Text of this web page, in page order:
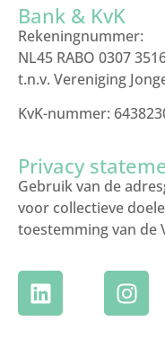
Bank & KvK
Rekeningnummer:
NL45 RABO 0307
t.n.v. Vereniging
KvK-nummer:
Privacy
Gebruik van de
voor collectieve
toestemming van de